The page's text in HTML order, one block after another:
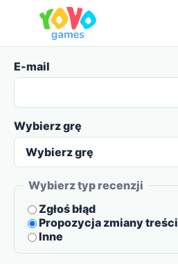
E-mail
Wybierz grę
Wybierz typ recenzji
Zgłoś błąd
Propozycja zmiany treści
Inne